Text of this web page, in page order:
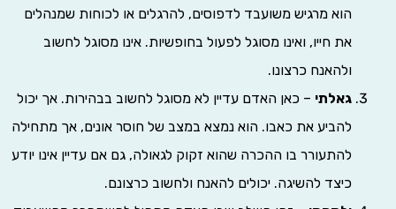
הוא מרגיש משועבד לדפוסים, להרגלים או לכוחות שמנהלים
את חייו, ואינו מסוגל לפעול בחופשיות. אינו מסוגל לחשוב
ולהאנח כרצונו.
גאלתי– כאן האדם עדיין לא מסוגל לחשוב בבהירות. אך יכול
להביע את כאבו. הוא נמצא במצב של חוסר אונים, אך מתחילה
להתעורר בו ההכרה שהוא זקוק לגאולה, גם אם עדיין אינו יודע
כיצד להשיגה. יכולים להאנח ולחשוב כרצונם.